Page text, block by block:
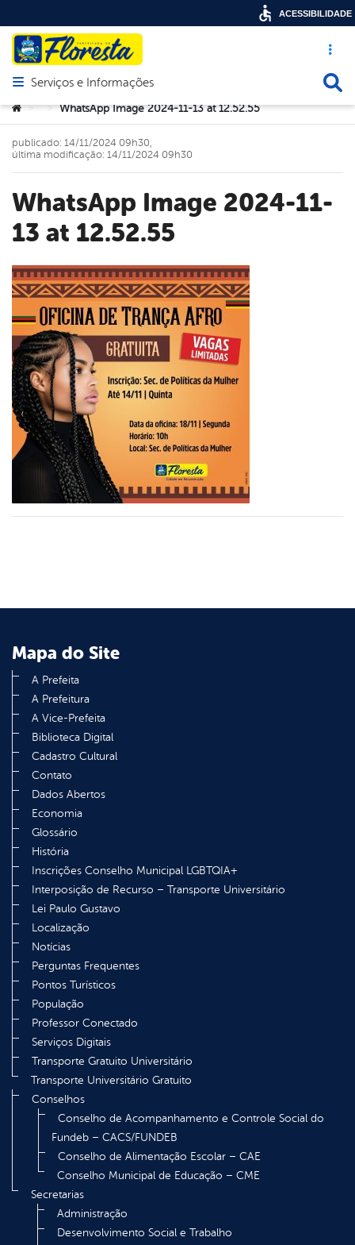
Acesso
Abrir menu principal de navegação
Serviços e Informações
Você está aqui:
> > WhatsApp Image 2024-11-13 at 12.52.55
WhatsApp Image 2024-11-
13 at 12.52.55
publicado: 14/11/2024 09h30,
última modificação: 14/11/2024 09h30
Mapa do Site
A Prefeita
A Prefeitura
A Vice-Prefeita
Biblioteca Digital
Cadastro Cultural
Contato
Dados Abertos
Economia
Glossário
História
Inscrições Conselho Municipal LGBTQIA+
Interposição de Recurso – Transporte Universitário
Lei Paulo Gustavo
Localização
Notícias
Perguntas Frequentes
Pontos Turísticos
População
Professor Conectado
Serviços Digitais
Transporte Gratuito Universitário
Transporte Universitário Gratuito
Conselhos
Conselho de Acompanhamento e Controle Social do
Fundeb – CACS/FUNDEB
Conselho de Alimentação Escolar – CAE
Conselho Municipal de Educação – CME
Secretarias
Administração
Desenvolvimento Social e Trabalho
ACESSIBILIDADE